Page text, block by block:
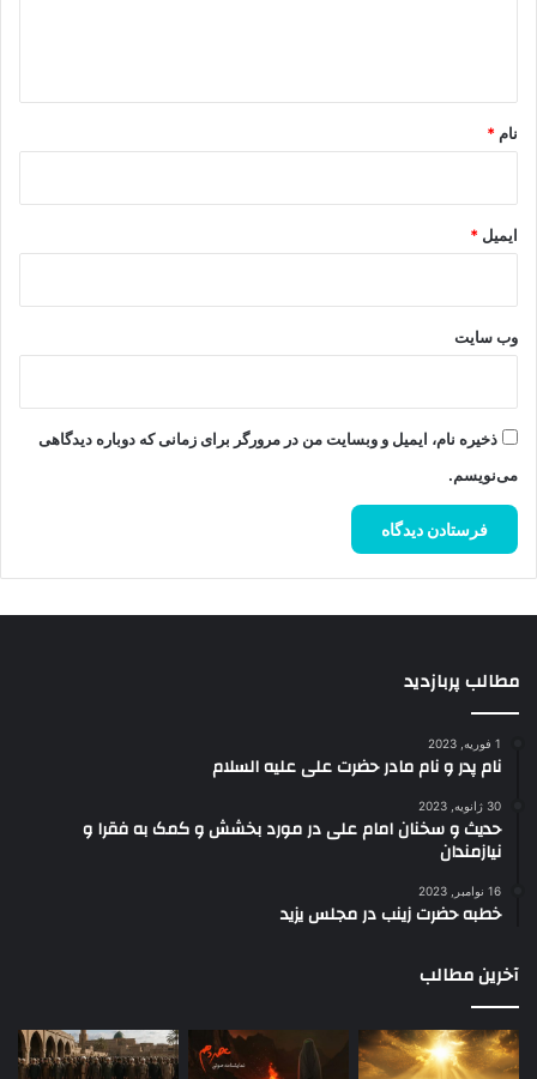
نام *
ایمیل *
وب‌ سایت
ذخیره نام، ایمیل و وبسایت من در مرورگر برای زمانی که دوباره دیدگاهی
می‌نویسم.
مطالب پربازدید
1 فوریه, 2023
نام پدر و نام مادر حضرت علی علیه السلام
30 ژانویه, 2023
حدیث و سخنان امام علی در مورد بخشش و کمک به فقرا و
نیازمندان
16 نوامبر, 2023
خطبه حضرت زینب در مجلس یزید
آخرین مطالب